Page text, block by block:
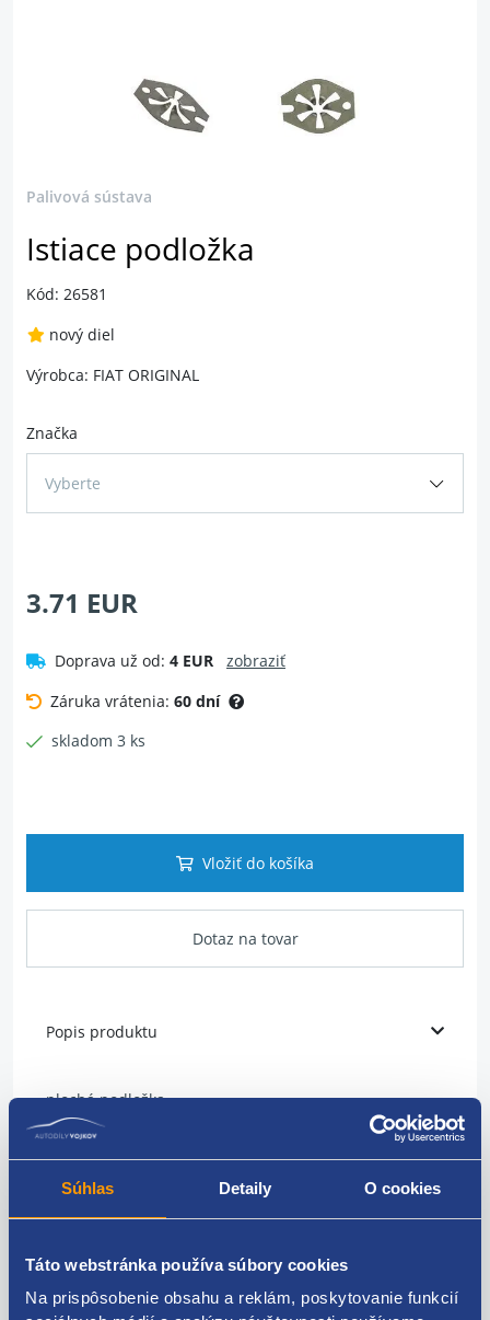
Súhlas Detaily O cookies
Táto webstránka používa súbory cookies
Na prispôsobenie obsahu a reklám, poskytovanie funkcií
Palivová sústava
Istiace podložka
Kód: 26581
nový diel
Výrobca: FIAT ORIGINAL
Značka
Vyberte
3.71 EUR
Doprava už od: 4 EUR
zobraziť
Záruka vrátenia: 60 dní
skladom 3 ks
Vložiť do košíka
Dotaz na tovar
Popis produktu
plochá podložka
funkcie: montáž izolácie výfuku, odhlučňovacích sady
množstvo: 1 ks
46546147